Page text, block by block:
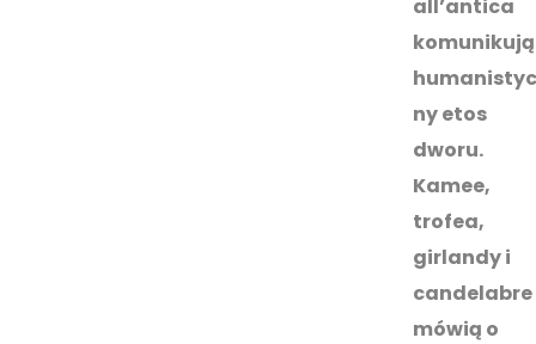
all’antica
komunikują
ny etos
dworu.
Kamee,
trofea,
girlandy i
candelabre
mówią o